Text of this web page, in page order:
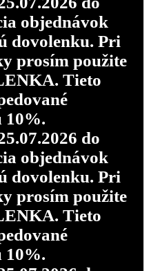
objednávok
dovolenku. Pri
prosím použite
Tieto
10%.
do
objednávok
dovolenku. Pri
prosím použite
Tieto
10%.